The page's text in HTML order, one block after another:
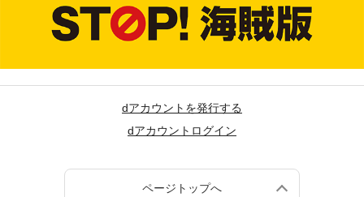
dアカウントを発行する
dアカウントログイン
ページトップへ